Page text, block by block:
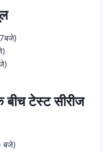
टेस्ट सीरीज
बजे)